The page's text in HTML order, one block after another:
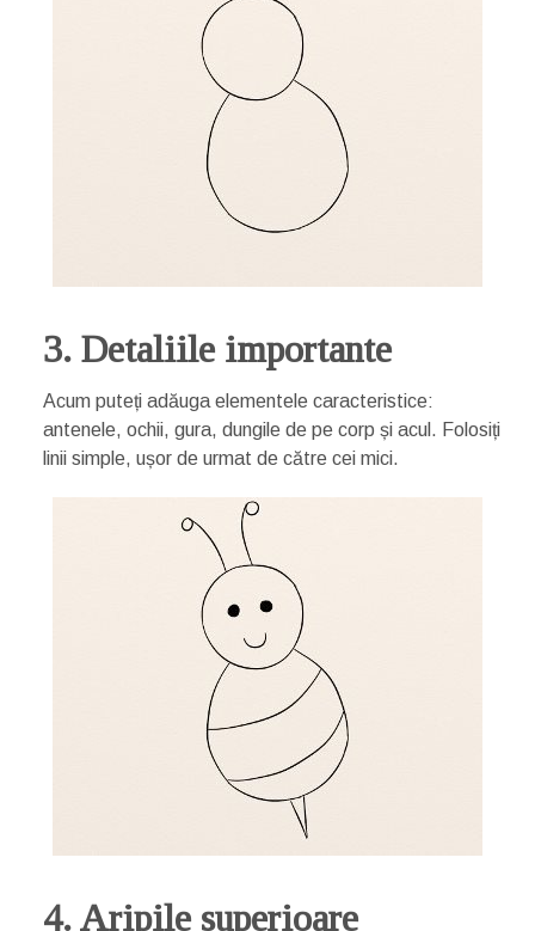
3. Detaliile importante
Acum puteți adăuga elementele caracteristice:
antenele, ochii, gura, dungile de pe corp și acul. Folosiți
linii simple, ușor de urmat de către cei mici.
4. Aripile superioare